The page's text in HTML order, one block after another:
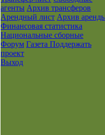
агенты Архив трансферов
Арендный лист Архив
Финансовая статистика
Национальные сборные
Форум Газета Поддержать
проект
Выход